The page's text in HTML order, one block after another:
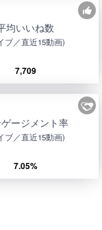
均いいね数
ブ／直近15動画)
7,709
ージメント率
ブ／直近15動画)
7.05%